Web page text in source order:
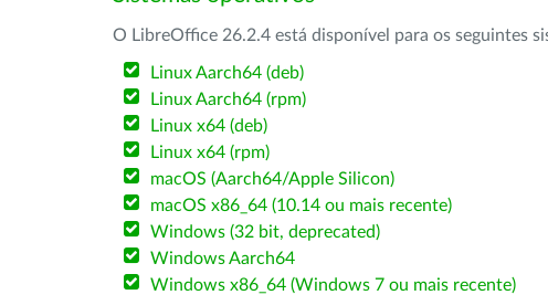
O LibreOffice 26.2.4 está disponível para os seguintes
Linux Aarch64 (deb)
Linux Aarch64 (rpm)
Linux x64 (deb)
Linux x64 (rpm)
macOS (Aarch64/Apple Silicon)
macOS x86_64 (10.14 ou mais recente)
Windows (32 bit, deprecated)
Windows Aarch64
Windows x86_64 (Windows 7 ou mais recente)